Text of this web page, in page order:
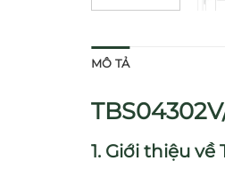
MÔ TẢ
1. Giới thiệu về